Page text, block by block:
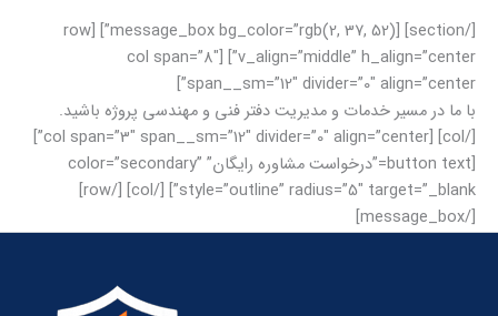
[/section] [message_box bg_color=”rgb(2, 37, 52)”] [row
v_align=”middle” h_align=”center”] [col span=”8″
span__sm=”12″ divider=”0″ align=”center”]
با ما در مسیر خدمات و مدیریت دفتر فنی و مهندسی پروژه باشید.
[/col] [col span=”3″ span__sm=”12″ divider=”0″ align=”center”]
[button text=”درخواست مشاوره رایگان” color=”secondary”
style=”outline” radius=”5″ target=”_blank”] [/col] [/row]
[/message_box]